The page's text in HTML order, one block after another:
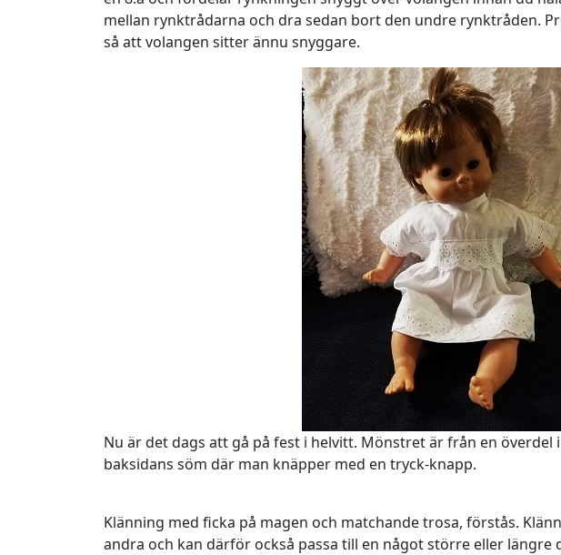
mellan rynktrådarna och dra sedan bort den undre rynktråden.
så att volangen sitter ännu snyggare.
Nu är det dags att gå på fest i helvitt. Mönstret är från en överdel
baksidans söm där man knäpper med en tryck-knapp.
Klänning med ficka på magen och matchande trosa, förstås.
andra och kan därför också passa till en något större eller längre